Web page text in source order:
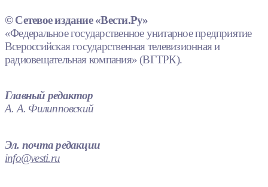
© Сетевое издание «Вести.Ру»
«Федеральное государственное унитарное предприятие
Всероссийская государственная телевизионная и
радиовещательная компания» (ВГТРК).
Главный редактор
А. А. Филипповский
Эл. почта редакции
info@vesti.ru